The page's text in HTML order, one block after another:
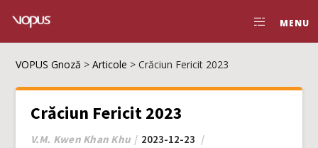
MENU
VOPUS Gnoză >Articole >Crăciun Fericit 2023
Crăciun Fericit 2023
V.M. Kwen Khan Khu
2023-12-23